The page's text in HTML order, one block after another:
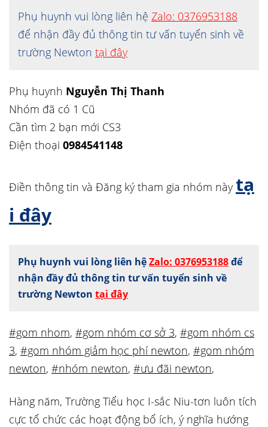
Phụ huynh vui lòng liên hệ Zalo: 0376953188
để nhận đầy đủ thông tin tư vấn tuyển sinh về
trường Newton tại đây
Phụ huynh Nguyễn Thị Thanh
Nhóm đã có 1 Cũ
Cần tìm 2 bạn mới CS3
Điện thoại 0984541148
Điền thông tin và Đăng ký tham gia nhóm này tạ
i đây
Phụ huynh vui lòng liên hệZalo: 0376953188để
nhận đầy đủ thông tin tư vấn tuyển sinh về
trường Newton tại đây
#gom nhom, #gom nhóm cơ sở 3, #gom nhóm cs
3, #gom nhóm giảm học phí newton, #gom nhóm
newton, #nhóm newton, #ưu đãi newton,
Hàng năm, Trường Tiểu học I-sắc Niu-tơn luôn tích
cực tổ chức các hoạt động bổ ích, ý nghĩa hướng